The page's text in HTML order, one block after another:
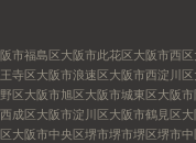
市福島区大阪市此花区大阪市西区
寺区大阪市浪速区大阪市西淀川区
区大阪市旭区大阪市城東区大阪
成区大阪市淀川区大阪市鶴見区
大阪市中央区堺市堺市堺区堺市中